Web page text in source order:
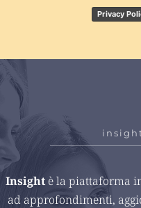
Privacy
Insight è la piattaforma
ad approfondimenti,